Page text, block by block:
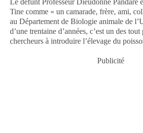
Tine comme « un camarade, frère, ami,
au Département de Biologie animale de
d’une trentaine d’années, c’est un des
chercheurs à introduire l’élevage du
Publicité